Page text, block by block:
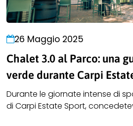
26 Maggio 2025
Chalet 3.0 al Parco: una
verde durante Carpi
Durante le giornate intense di
di Carpi Estate Sport,